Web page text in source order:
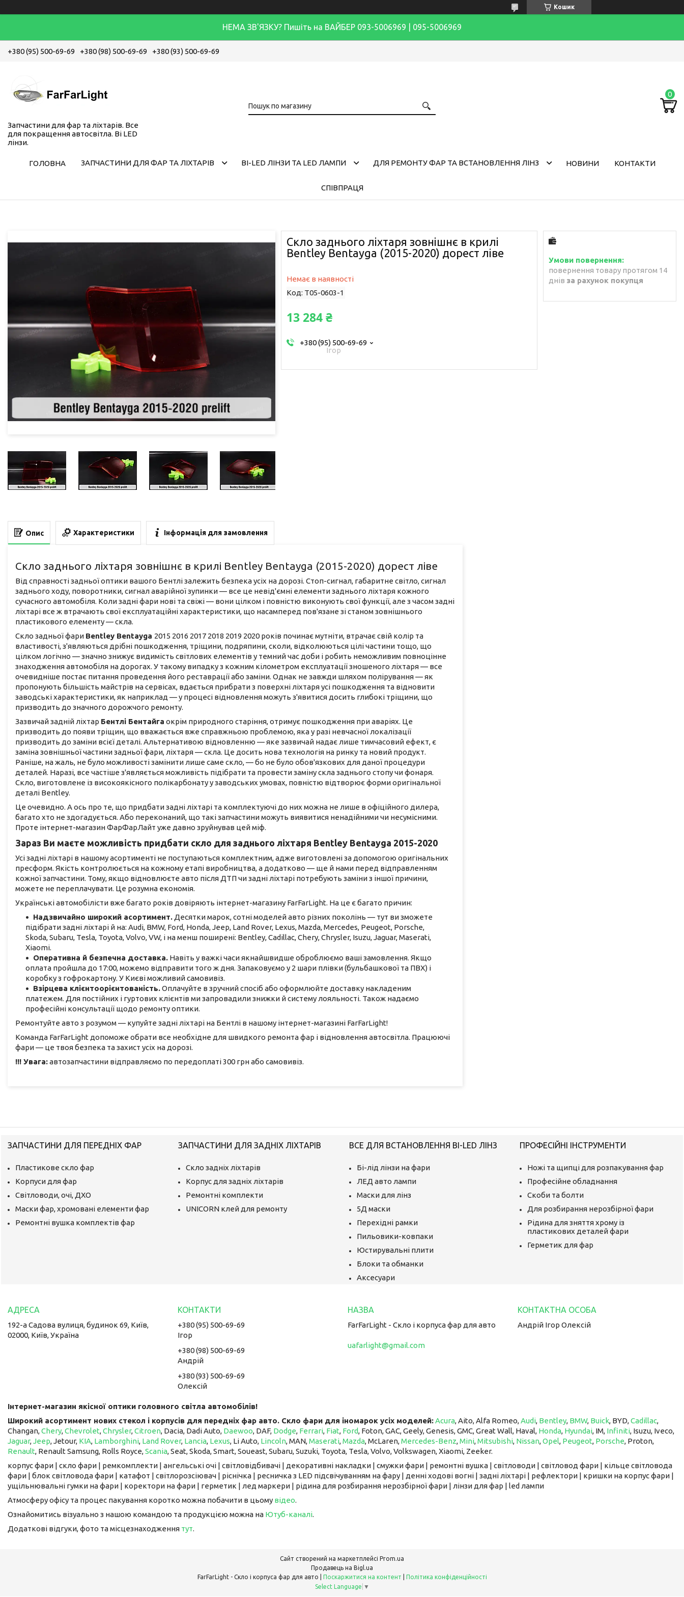
Кошик
НЕМА ЗВ'ЯЗКУ? Пишіть на ВАЙБЕР 093-5006969 | 095-5006969
+380 (95) 500-69-69 +380 (98) 500-69-69 +380 (93) 500-69-69
Запчастини для фар та ліхтарів. Все
для покращення автосвітла. Bi LED
лінзи.
ГОЛОВНА ЗАПЧАСТИНИ ДЛЯ ФАР ТА ЛІХТАРІВ BI-LED ЛІНЗИ ТА LED ЛАМПИ ДЛЯ РЕМОНТУ ФАР ТА ВСТАНОВЛЕННЯ ЛІНЗ НОВИНИ КОНТАКТИ
СПІВПРАЦЯ
Скло заднього ліхтаря зовнішнє в крилі
Bentley Bentayga (2015-2020) дорест ліве
Немає в наявності
Код: T05-0603-1
13 284 ₴
+380 (95) 500-69-69
Ігор
повернення товару протягом 14
днів за рахунок покупця
Опис Характеристики Інформація для замовлення
Скло заднього ліхтаря зовнішнє в крилі Bentley Bentayga (2015-2020) дорест ліве
Від справності задньої оптики вашого Бентлі залежить безпека усіх на дорозі. Стоп-сигнал, габаритне світло, сигнал
заднього ходу, поворотники, сигнал аварійної зупинки — все це невід'ємні елементи заднього ліхтаря кожного
сучасного автомобіля. Коли задні фари нові та свіжі — вони цілком і повністю виконують свої функції, але з часом задні
ліхтарі все ж втрачають свої експлуатаційні характеристики, що насамперед пов'язане зі станом зовнішнього
пластикового елементу — скла.
Скло задньої фари Bentley Bentayga 2015 2016 2017 2018 2019 2020 років починає мутніти, втрачає свій колір та
властивості, з'являються дрібні пошкодження, тріщини, подряпини, сколи, відколюються цілі частини тощо, що
цілком логічно — значно знижує видимість світлових елементів у темний час доби і робить неможливим повноцінне
знаходження автомобіля на дорогах. У такому випадку з кожним кілометром експлуатації зношеного ліхтаря — все
очевидніше постає питання проведення його реставрації або заміни. Однак не завжди шляхом полірування — як
пропонують більшість майстрів на сервісах, вдається прибрати з поверхні ліхтаря усі пошкодження та відновити
заводські характеристики, як наприклад — у процесі відновлення можуть з'явитися досить глибокі тріщини, що
призводить до значного дорожчого ремонту.
Зазвичай задній ліхтар Бентлі Бентайга окрім природного старіння, отримує пошкодження при аваріях. Це
призводить до появи тріщин, що вважається вже справжньою проблемою, яка у разі невчасної локалізації
призводить до заміни всієї деталі. Альтернативою відновленню — яке зазвичай надає лише тимчасовий ефект, є
заміна зовнішньої частини задньої фари, ліхтаря — скла. Це досить нова технологія на ринку та новий продукт.
Раніше, на жаль, не було можливості замінити лише саме скло, — бо не було обов'язкових для даної процедури
деталей. Наразі, все частіше з'являється можливість підібрати та провести заміну скла заднього стопу чи фонаря.
Скло, виготовлене із високоякісного полікарбонату у заводських умовах, повністю відтворює форми оригінальної
деталі Bentley.
Це очевидно. А ось про те, що придбати задні ліхтарі та комплектуючі до них можна не лише в офіційного дилера,
багато хто не здогадується. Або переконаний, що такі запчастини можуть виявитися ненадійними чи несумісними.
Проте інтернет-магазин ФарФарЛайт уже давно зруйнував цей міф.
Зараз Ви маєте можливість придбати скло для заднього ліхтаря Bentley Bentayga 2015-2020
Усі задні ліхтарі в нашому асортименті не поступаються комплектним, адже виготовлені за допомогою оригінальних
пресформ. Якість контролюється на кожному етапі виробництва, а додатково — ще й нами перед відправленням
кожної запчастини. Тому, якщо відновлюєте авто після ДТП чи задні ліхтарі потребують заміни з іншої причини,
можете не переплачувати. Це розумна економія.
Українські автомобілісти вже багато років довіряють інтернет-магазину FarFarLight. На це є багато причин:
Надзвичайно широкий асортимент. Десятки марок, сотні моделей авто різних поколінь — тут ви зможете
підібрати задні ліхтарі й на: Audi, BMW, Ford, Honda, Jeep, Land Rover, Lexus, Mazda, Mercedes, Peugeot, Porsche,
Skoda, Subaru, Tesla, Toyota, Volvo, VW, і на менш поширені: Bentley, Cadillac, Chery, Chrysler, Isuzu, Jaguar, Maserati,
Xiaomi.
Оперативна й безпечна доставка. Навіть у важкі часи якнайшвидше оброблюємо ваші замовлення. Якщо
оплата пройшла до 17:00, можемо відправити того ж дня. Запаковуємо у 2 шари плівки (бульбашкової та ПВХ) і
коробку з гофрокартону. У Києві можливий самовивіз.
Взірцева клієнтоорієнтованість.Оплачуйте в зручний спосіб або оформлюйте доставку накладеним
платежем. Для постійних і гуртових клієнтів ми запровадили знижки й систему лояльності. Також надаємо
професійні консультації щодо ремонту оптики.
Ремонтуйте авто з розумом — купуйте задні ліхтарі на Бентлі в нашому інтернет-магазині FarFarLight!
Команда FarFarLight допоможе обрати все необхідне для швидкого ремонта фар і відновлення автосвітла. Працюючі
фари — це твоя безпека та захист усіх на дорозі.
!!! Увага:автозапчастини відправляємо по передоплаті 300 грн або самовивіз.
ЗАПЧАСТИНИ ДЛЯ ПЕРЕДНІХ ФАР
Пластикове скло фар
Корпуси для фар
Світловоди, очі, ДХО
Маски фар, хромовані елементи фар
Ремонтні вушка комплектів фар
ЗАПЧАСТИНИ ДЛЯ ЗАДНІХ ЛІХТАРІВ
Скло задніх ліхтарів
Корпус для задніх ліхтарів
Ремонтні комплекти
UNICORN клей для ремонту
ВСЕ ДЛЯ ВСТАНОВЛЕННЯ BI-LED ЛІНЗ
Бі-лід лінзи на фари
ЛЕД авто лампи
Маски для лінз
5Д маски
Перехідні рамки
Пильовики-ковпаки
Юстирувальні плити
Блоки та обманки
Аксесуари
ПРОФЕСІЙНІ ІНСТРУМЕНТИ
Ножі та щипці для розпакування фар
Професійне обладнання
Скоби та болти
Для розбирання нерозбірної фари
Рідина для зняття хрому із
пластикових деталей фари
Герметик для фар
192-а Садова вулиця, будинок 69, Київ,
02000, Київ, Україна
+380 (95) 500-69-69
Ігор
+380 (98) 500-69-69
Андрій
+380 (93) 500-69-69
Олексій
FarFarLight - Cкло і корпуса фар для авто
uafarlight@gmail.com
Андрій Ігор Олексій
Інтернет-магазин якісної оптики головного світла автомобілів!
Широкий асортимент нових стекол і корпусів для передніх фар авто. Скло фари для іномарок усіх моделей:Acura, Aito, Alfa Romeo,Audi, Bentley, BMW, Buick, BYD,Cadillac,
Changan,Chery,Chevrolet,Chrysler,Citroen, Dacia, Dadi Auto, Daewoo, DAF, Dodge, Ferrari, Fiat, Ford, Foton, GAC, Geely, Genesis, GMC, Great Wall, Haval, Honda, Hyundai, IM, ​​​​​​​ Infiniti, Isuzu, Iveco,
Jaguar,Jeep, Jetour, ​​​​​​​ KIA, Lamborghini, Land Rover, Lancia, Lexus, Li Auto, ​​​​​​​ Lincoln, MAN,Maserati,Mazda, McLaren, ​​​​​​​Mercedes-Benz,Mini,Mitsubishi, Nissan,Opel, Peugeot, Porsche, Proton, ​​​​​​​
Renault, Renault Samsung, Rolls Royce,Scania, Seat, Skoda, Smart, Soueast, Subaru, Suzuki, Toyota, Tesla, Volvo, Volkswagen, Xiaomi, Zeeker.
корпус фари | скло фари | ремкомплекти | ангельські очі | світловідбивачі | декоративні накладки | смужки фари | ремонтні вушка | світловоди | світловод фари | кільце світловода
фари | блок світловода фари | катафот | світлорозсіювач | ріснічка | ресничка з LED підсвічуванням на фару | денні ходові вогні | задні ліхтарі | рефлектори | кришки на корпус фари |
ущільнювальні гумки на фари | коректори на фари | герметик | лед маркери | рідина для розбирання нерозбірної фари | лінзи для фар | led лампи
Атмосферу офісу та процес пакування коротко можна побачити в цьому відео.
Ознайомитись візуально з нашою командою та продукцією можна на Ютуб-каналі.
Додаткові відгуки, фото та місцезнаходження тут.
Сайт створений на маркетплейсі Prom.ua
Продавець на Bigl.ua
Поскаржитися на контент
Політика конфіденційності
Select Language ▼